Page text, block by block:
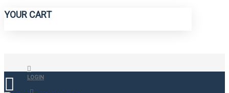
YOUR CART
LOGIN